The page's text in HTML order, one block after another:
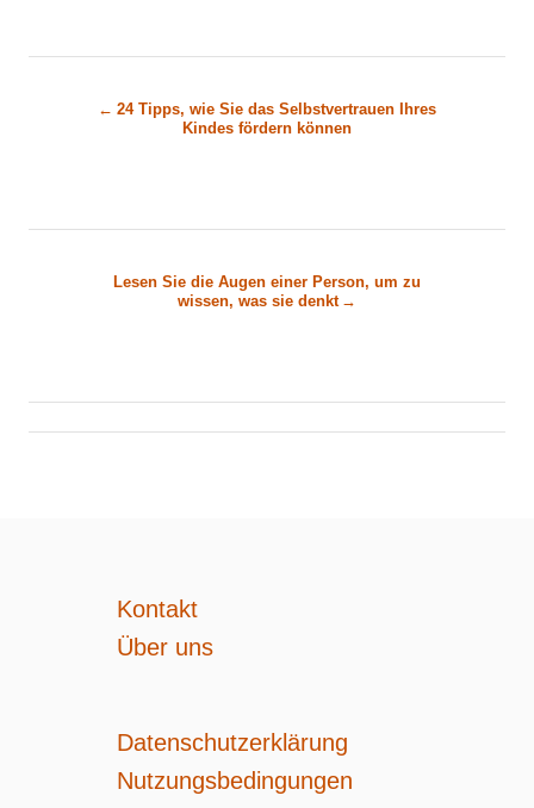
g
24 Tipps, wie Sie das Selbstvertrauen Ihres
Kindes fördern können
Lesen Sie die Augen einer Person, um zu
wissen, was sie denkt
Kontakt
Über uns
Datenschutzerklärung
Nutzungsbedingungen